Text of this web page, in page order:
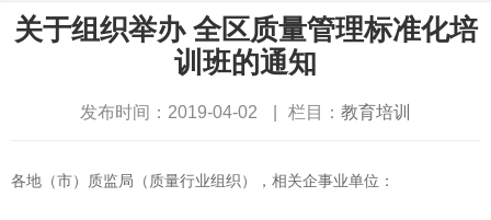
关于组织举办 全区质量管理标准化培
训班的通知
发布时间：2019-04-02 栏目： 教育培训
各地（市）质监局（质量行业组织），相关企事业单位：